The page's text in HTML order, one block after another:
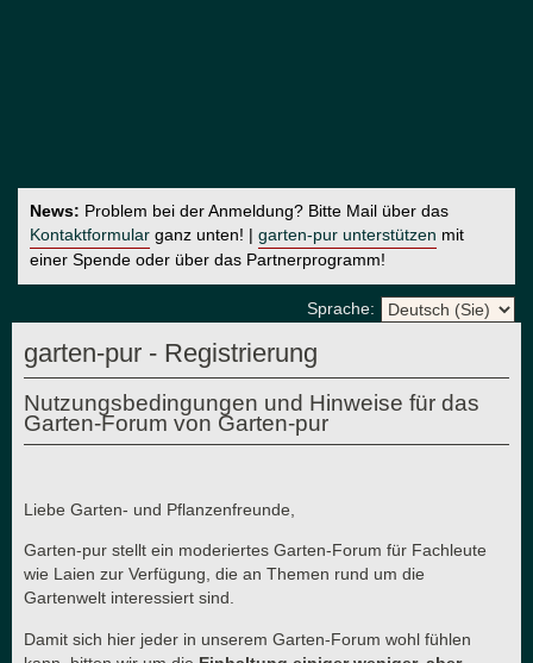
News: Problem bei der Anmeldung? Bitte Mail über das
Kontaktformular ganz unten! | garten-pur unterstützen mit
einer Spende oder über das Partnerprogramm!
Sprache:
garten-pur - Registrierung
Nutzungsbedingungen und Hinweise für das
Garten-Forum von Garten-pur
Liebe Garten- und Pflanzenfreunde,
Garten-pur stellt ein moderiertes Garten-Forum für Fachleute
wie Laien zur Verfügung, die an Themen rund um die
Gartenwelt interessiert sind.
Damit sich hier jeder in unserem Garten-Forum wohl fühlen